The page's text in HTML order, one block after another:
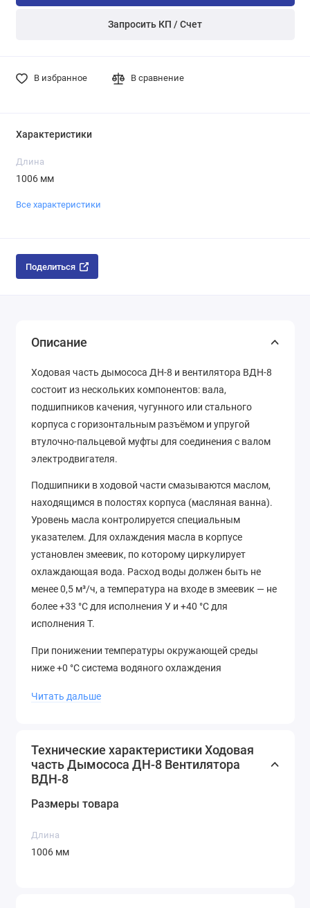
Запросить КП / Счет
В избранное В сравнение
Характеристики
Длина
1006 мм
Все характеристики
Поделиться
Описание
Ходовая часть дымососа ДН-8 и вентилятора ВДН-8
состоит из нескольких компонентов: вала,
подшипников качения, чугунного или стального
корпуса с горизонтальным разъёмом и упругой
втулочно-пальцевой муфты для соединения с валом
электродвигателя.
Подшипники в ходовой части смазываются маслом,
находящимся в полостях корпуса (масляная ванна).
Уровень масла контролируется специальным
указателем. Для охлаждения масла в корпусе
установлен змеевик, по которому циркулирует
охлаждающая вода. Расход воды должен быть не
менее 0,5 м³/ч, а температура на входе в змеевик — не
более +33 °C для исполнения У и +40 °C для
исполнения Т.
При понижении температуры окружающей среды
ниже +0 °C система водяного охлаждения
сжатым воздухом или паром.
ходовой частью можно отнести возможность работы
в более жёстких температурных условиях.
Купить ходовую часть
Дымососа ДН-8
Читать дальше
Технические характеристики Ходовая
часть Дымососа ДН-8 Вентилятора
ВДН-8
Размеры товара
Длина
1006 мм